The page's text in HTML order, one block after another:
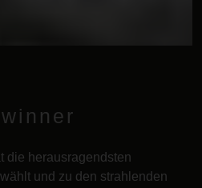
die herausragendsten
und zu den strahlenden